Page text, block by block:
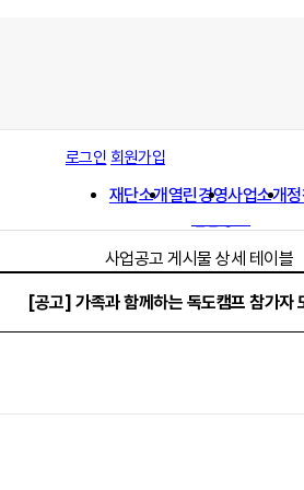
로그인 회원가입
재단소개열린경영사업소개
사업공고
사업공고 게시물 상세 테이블
[공고] 가족과 함께하는 독도캠프 참가자